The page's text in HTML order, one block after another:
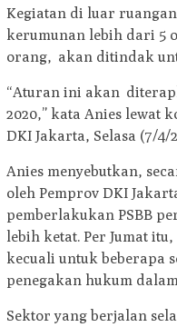
Kegiatan di luar
kerumunan lebih dari 5
orang, akan ditindak
“Aturan ini akan
2020,” kata Anies lewat
DKI Jakarta, Selasa (7/4/
Anies menyebutkan,
oleh Pemprov DKI
pemberlakukan PSBB
lebih ketat. Per Jumat
kecuali untuk beberapa
penegakan hukum
Sektor yang berjalan